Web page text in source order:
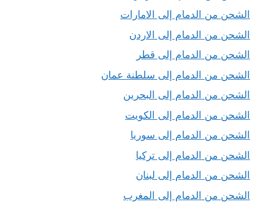
الشحن من الدمام إلى الامارات
الشحن من الدمام إلى الاردن
الشحن من الدمام إلى قطر
الشحن من الدمام إلى سلطنة عمان
الشحن من الدمام إلى البحرين
الشحن من الدمام إلى الكويت
الشحن من الدمام إلى سوريا
الشحن من الدمام إلى تركيا
الشحن من الدمام إلى لبنان
الشحن من الدمام إلى المغرب